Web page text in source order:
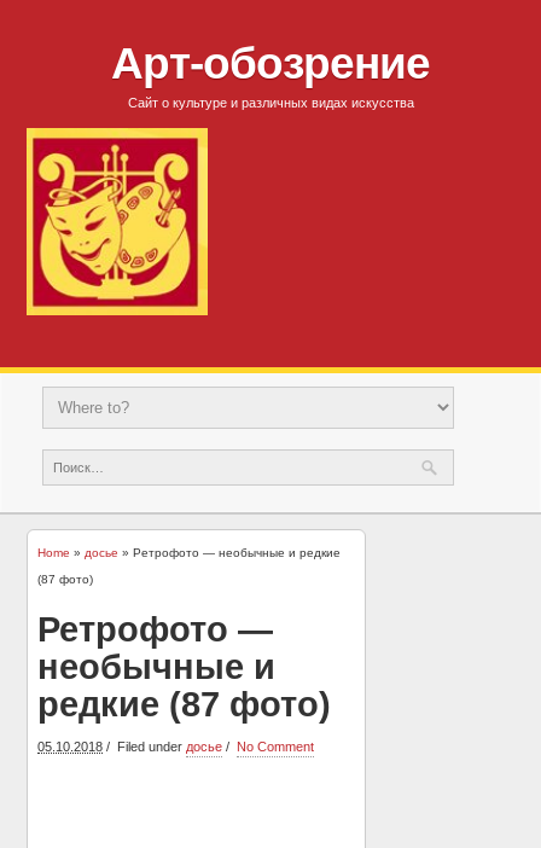
Арт-обозрение
Сайт о культуре и различных видах искусства
Home »досье » Ретрофото — необычные и редкие
(87 фото)
Ретрофото —
необычные и
редкие (87 фото)
05.10.2018 Filed under досье No Comment